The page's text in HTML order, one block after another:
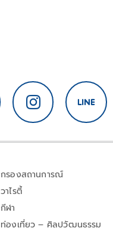
กรองสถานการณ์
วาไรตี้
กีฬา
ท่องเที่ยว – ศิลปวัฒนธรรม